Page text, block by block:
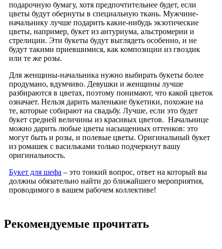
подарочную бумагу, хотя предпочтительнее будет, если
цветы будут обернуты в специальную ткань. Мужчине-
начальнику лучше подарить какие-нибудь экзотические
цветы, например, букет из антуриума, альстромерии и
стрелиции. Эти букеты будут выглядеть особенно, и не
будут такими приевшимися, как композиции из гвоздик
или те же розы.
Для женщины-начальника нужно выбирать букеты более
продумано, вдумчиво. Девушки и женщины лучше
разбираются в цветах, поэтому понимают, что какой цветок
означает. Нельзя дарить маленькие букетики, похожие на
те, которые собирают на свадьбу. Лучше, если это будет
букет средней величины из красивых цветов. Начальнице
можно дарить любые цветы насыщенных оттенков: это
могут быть и розы, и полевые цветы. Оригинальный букет
из ромашек с васильками только подчеркнут вашу
оригинальность.
Букет для шефа – это тонкий вопрос, ответ на который вы
должны обязательно найти до ближайшего мероприятия,
проводимого в вашем рабочем коллективе!
Рекомендуемые прочитать